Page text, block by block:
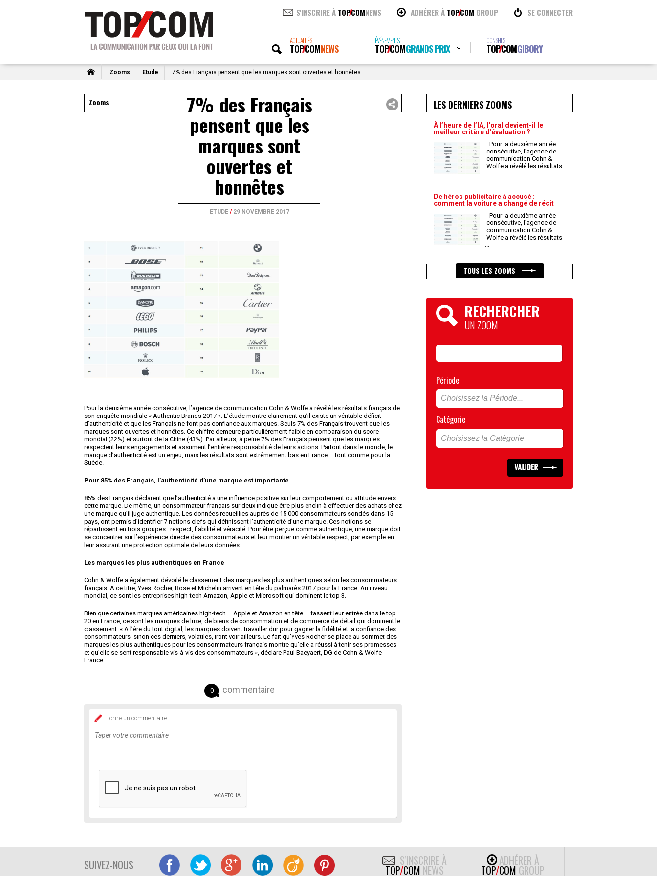
S'INSCRIRE À TOPCOMNEWS ADHÉRER À TOPCOM GROUP SE CONNECTER
ACTUALITÉS
TOPCOMNEWS
ÉVÉNEMENTS
TOPCOMGRANDS PRIX
CONSEILS
TOPCOMGIBORY
Zooms Etude 7% des Français pensent que les marques sont ouvertes et honnêtes
Zooms 7% des Français
pensent que les
marques sont
ouvertes et
honnêtes
ETUDE/ 29 NOVEMBRE 2017
Pour la deuxième année consécutive, l’agence de communication Cohn & Wolfe a révélé les résultats français de
son enquête mondiale « Authentic Brands 2017 ». L’étude montre clairement qu’il existe un véritable déficit
d’authenticité et que les Français ne font pas confiance aux marques. Seuls 7% des Français trouvent que les
marques sont ouvertes et honnêtes. Ce chiffre demeure particulièrement faible en comparaison du score
mondial (22%) et surtout de la Chine (43%). Par ailleurs, à peine 7% des Français pensent que les marques
respectent leurs engagements et assument l’entière responsabilité de leurs actions. Partout dans le monde, le
manque d’authenticité est un enjeu, mais les résultats sont extrêmement bas en France – tout comme pour la
Suède.
Pour 85% des Français, l’authenticité d’une marque est importante
85% des Français déclarent que l’authenticité a une influence positive sur leur comportement ou attitude envers
cette marque. De même, un consommateur français sur deux indique être plus enclin à effectuer des achats chez
une marque qu’il juge authentique. Les données recueillies auprès de 15 000 consommateurs sondés dans 15
pays, ont permis d’identifier 7 notions clefs qui définissent l’authenticité d’une marque. Ces notions se
répartissent en trois groupes : respect, fiabilité et véracité. Pour être perçue comme authentique, une marque doit
se concentrer sur l’expérience directe des consommateurs et leur montrer un véritable respect, par exemple en
leur assurant une protection optimale de leurs données.
Les marques les plus authentiques en France
Cohn & Wolfe a également dévoilé le classement des marques les plus authentiques selon les consommateurs
français. A ce titre, Yves Rocher, Bose et Michelin arrivent en tête du palmarès 2017 pour la France. Au niveau
mondial, ce sont les entreprises high-tech Amazon, Apple et Microsoft qui dominent le top 3.
Bien que certaines marques américaines high-tech – Apple et Amazon en tête – fassent leur entrée dans le top
20 en France, ce sont les marques de luxe, de biens de consommation et de commerce de détail qui dominent le
classement. « A l’ère du tout digital, les marques doivent travailler dur pour gagner la fidélité et la confiance des
consommateurs, sinon ces derniers, volatiles, iront voir ailleurs. Le fait qu’Yves Rocher se place au sommet des
marques les plus authentiques pour les consommateurs français montre qu’elle a réussi à tenir ses promesses
et qu’elle se sent responsable vis-à-vis des consommateurs », déclare Paul Baeyaert, DG de Cohn & Wolfe
France.
0 commentaire
Ecrire un commentaire
LES DERNIERS ZOOMS
À l’heure de l’IA, l’oral devient-il le
meilleur critère d’évaluation ?
Pour la deuxième année
consécutive, l’agence de
communication Cohn &
Wolfe a révélé les résultats
...
De héros publicitaire à accusé :
comment la voiture a changé de récit
Pour la deuxième année
consécutive, l’agence de
communication Cohn &
Wolfe a révélé les résultats
...
TOUS LES ZOOMS
RECHERCHER
UN ZOOM
Période
Catégorie
SUIVEZ-NOUS S'INSCRIRE À
TOP/COM NEWS
ADHÉRER À
TOP/COM GROUP